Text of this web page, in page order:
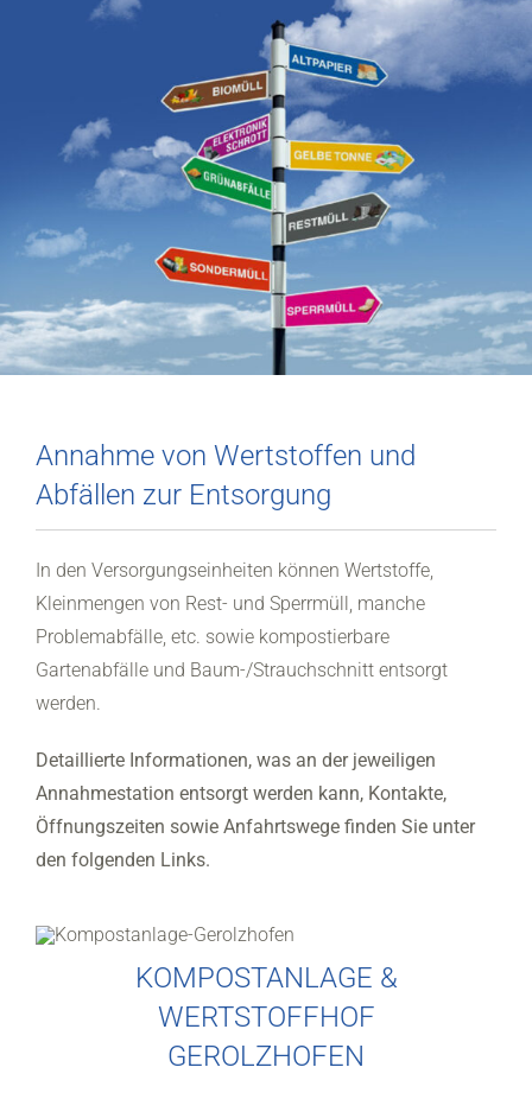
Annahme von Wertstoffen und
Abfällen zur Entsorgung
In den Versorgungseinheiten können Wertstoffe,
Kleinmengen von Rest- und Sperrmüll, manche
Problemabfälle, etc. sowie kompostierbare
Gartenabfälle und Baum-/Strauchschnitt entsorgt
werden.
Detaillierte Informationen, was an der jeweiligen
Annahmestation entsorgt werden kann, Kontakte,
Öffnungszeiten sowie Anfahrtswege finden Sie unter
den folgenden Links.
KOMPOSTANLAGE &
WERTSTOFFHOF
GEROLZHOFEN